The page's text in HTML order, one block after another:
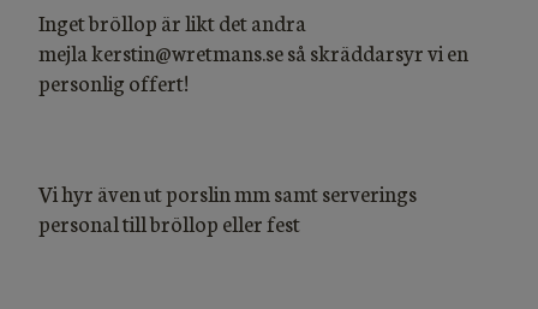
Inget bröllop är likt det andra
mejla kerstin@wretmans.se så skräddarsyr vi en
personlig offert!
Vi hyr även ut porslin mm samt serverings
personal till bröllop eller fest